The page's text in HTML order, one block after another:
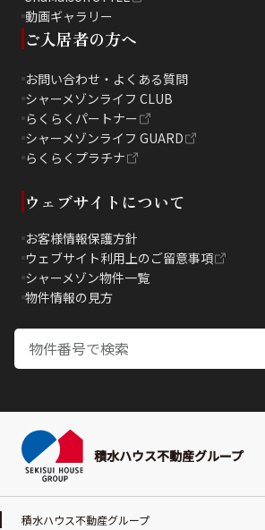
動画ギャラリー
ご入居者の方へ
お問い合わせ・よくある質問
シャーメゾンライフ CLUB
らくらくパートナー
シャーメゾンライフ GUARD
らくらくプラチナ
ウェブサイトについて
お客様情報保護方針
ウェブサイト利用上のご留意事項
シャーメゾン物件一覧
物件情報の見方
積水ハウス不動産グループ
積水ハウス不動産グループ